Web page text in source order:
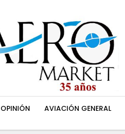
OPINIÓN AVIACIÓN GENERAL